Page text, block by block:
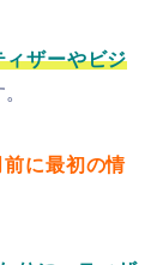
ィザーやビジ
に最初の情